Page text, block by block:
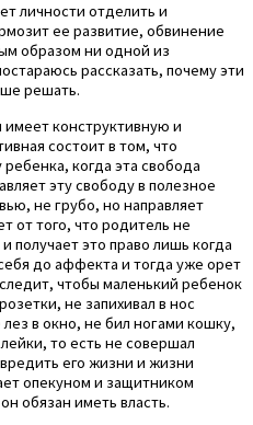
личности отделить и
ее развитие, обвинение
образом ни одной из
рассказать, почему эти
решать.
конструктивную и
состоит в том, что
когда эта свобода
эту свободу в полезное
не грубо, но направляет
от того, что родитель не
получает это право лишь когда
до аффекта и тогда уже орет
чтобы маленький ребенок
не запихивал в нос
в окно, не бил ногами кошку,
то есть не совершал
его жизни и жизни
опекуном и защитником
обязан иметь власть.